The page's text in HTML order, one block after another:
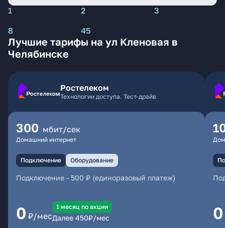
1 2
3
8
45
Лучшие тарифы на ул Кленовая в
Челябинске
Ростелеком
Технологии доступа. Тест-драйв
300 мбит/сек
Домашний интернет
Подключение Оборудование
Подключение - 500 ₽ (единоразовый платеж)
0 ₽/мес
1 месяц по акции
Далее 450₽/мес 0